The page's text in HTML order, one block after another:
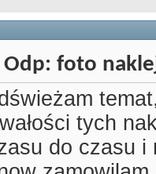
Odp: foto
tych
do czasu i